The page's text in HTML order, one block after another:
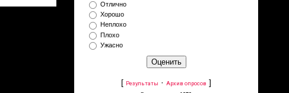
Отлично
Хорошо
Неплохо
Плохо
Ужасно
[ Результаты · Архив опросов ]